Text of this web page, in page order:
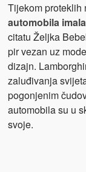
Tijekom proteklih
automobila
citatu Željka
pir vezan uz
dizajn.
zaluđivanja
pogonjenim
automobila su u
svoje.